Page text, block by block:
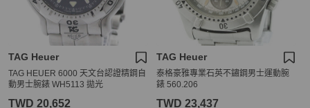
TAG Heuer
TAG HEUER 6000 天文台認證精鋼自
動男士腕錶 WH5113 拋光
TWD 20,652
TAG Heuer
泰格豪雅專業石英不鏽鋼男士運動腕
錶 560.206
TWD 23,437